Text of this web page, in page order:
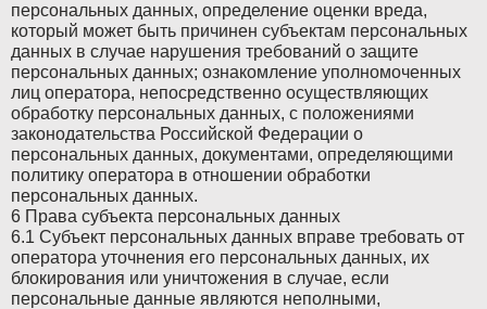
персональных данных, определение оценки вреда,
который может быть причинен субъектам персональных
данных в случае нарушения требований о защите
персональных данных; ознакомление уполномоченных
лиц оператора, непосредственно осуществляющих
обработку персональных данных, с положениями
законодательства Российской Федерации о
персональных данных, документами, определяющими
политику оператора в отношении обработки
персональных данных.
6 Права субъекта персональных данных
6.1 Субъект персональных данных вправе требовать от
оператора уточнения его персональных данных, их
блокирования или уничтожения в случае, если
персональные данные являются неполными,